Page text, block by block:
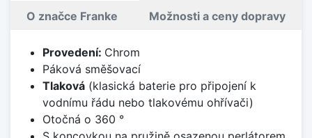
O značce Franke Možnosti a ceny dopravy
Provedení: Chrom
Páková směšovací
Tlaková(klasická baterie pro připojení k
vodnímu řádu nebo tlakovému ohřívači)
Otočná o 360 °